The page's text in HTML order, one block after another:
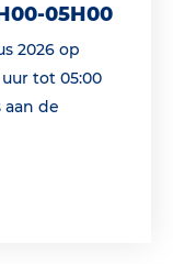
05H00
2026 op
tot 05:00
de